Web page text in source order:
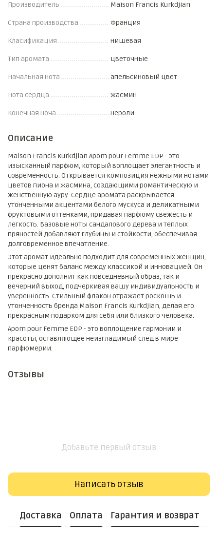
Производитель Maison Francis Kurkdjian
Страна производства Франция
Класификация нишевая
Тип аромата цветочные
Начальная нота апельсиновый цвет
Нота сердца жасмин
Конечная ноча нероли
Описание
Maison Francis Kurkdjian Apom pour Femme EDP - это
изысканный парфюм, который воплощает элегантность и
современность. Открывается композиция нежными нотами
цветов пиона и жасмина, создающими романтическую и
женственную ауру. Сердце аромата раскрывается
утонченными акцентами белого мускуса и деликатными
фруктовыми оттенками, придавая парфюму свежесть и
легкость. Базовые ноты сандалового дерева и теплых
пряностей добавляют глубины и стойкости, обеспечивая
долговременное впечатление.
Этот аромат идеально подходит для современных женщин,
которые ценят баланс между классикой и инновацией. Он
прекрасно дополнит как повседневный образ, так и
вечерний выход, подчеркивая вашу индивидуальность и
уверенность. Стильный флакон отражает роскошь и
утонченность бренда Maison Francis Kurkdjian, делая его
прекрасным подарком для себя или близкого человека.
Apom pour Femme EDP - это воплощение гармонии и
красоты, оставляющее неизгладимый след в мире
парфюмерии.
Отзывы
Добавьте первый отзыв
Написать отзыв
Доставка Оплата Гарантия и возврат